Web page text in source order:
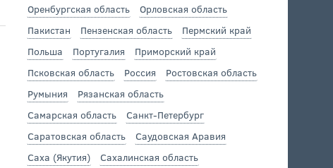
Оренбургская область
Орловская область
Пакистан
Пензенская область
Пермский край
Польша
Португалия
Приморский край
Псковская область
Россия
Ростовская область
Румыния
Рязанская область
Самарская область
Санкт-Петербург
Саратовская область
Саудовская Аравия
Саха (Якутия)
Сахалинская область